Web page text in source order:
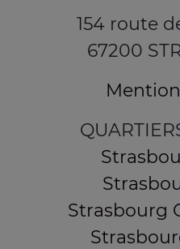
154 route
67200
Strasbourg